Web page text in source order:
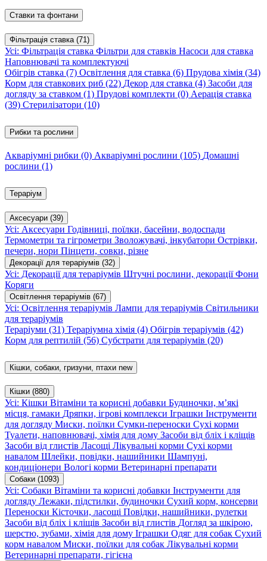
Ставки та фонтани
Фільтрація ставка (71)
Усі: Фільтрація ставка Фільтри для ставків Насоси для ставка
Наповнювачі та комплектуючі
Обігрів ставка (7) Освітлення для ставка (6) Прудова хімія (34)
Корм для ставкових риб (22) Декор для ставка (4) Засоби для
догляду за ставком (1) Прудові комплекти (0) Аерація ставка
(39) Стерилізатори (10)
Рибки та рослини
Акваріумні рибки (0) Акваріумні рослини (105) Домашні
рослини (1)
Тераріум
Аксесуари (39)
Усі: Аксесуари Годівниці, поїлки, басейни, водоспади
Термометри та гігрометри Зволожувачі, інкубатори Острівки,
печери, нори Пінцети, совки, різне
Декорації для тераріумів (32)
Усі: Декорації для тераріумів Штучні рослини, декораціїФони
Коряги
Освітлення тераріумів (67)
Усі: Освітлення тераріумів Лампи для тераріумів Світильники
для тераріумів
Тераріуми (31) Тераріумна хімія (4) Обігрів тераріумів (42)
Корм для рептилій (56) Субстрати для тераріумів (20)
Кішки, собаки, гризуни, птахи new
Кішки (880)
Усі: Кішки Вітаміни та корисні добавки Будиночки, м’які
місця, гамаки Дряпки, ігрові комплекси Іграшки Інструменти
для догляду Миски, поїлки Сумки-переноски Сухі корми
Туалети, наповнювачі, хімія для дому Засоби від бліх і кліщів
Засоби від глистів Ласощі Лікувальні корми Сухі корми
навалом Шлейки, повідки, нашийники Шампуні,
кондиціонери Вологі корми Ветеринарні препарати
Собаки (1093)
Усі: Собаки Вітаміни та корисні добавки Інструменти для
догляду Лежаки, підстилки, будиночки Сухий корм, консерви
Переноски Кісточки, ласощі Повідки, нашийники, рулетки
Засоби від бліх і кліщів Засоби від глистів Догляд за шкірою,
шерстю, зубами, хімія для дому Іграшки Одяг для собак Сухий
корм навалом Миски, поїлки для собак Лікувальні корми
Ветеринарні препарати, гігієна